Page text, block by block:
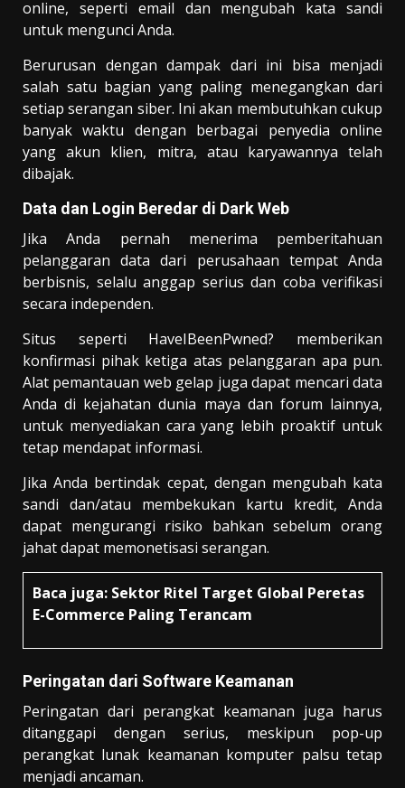
online, seperti email dan mengubah kata sandi
untuk mengunci Anda.
Berurusan dengan dampak dari ini bisa menjadi
salah satu bagian yang paling menegangkan dari
setiap serangan siber. Ini akan membutuhkan cukup
banyak waktu dengan berbagai penyedia online
yang akun klien, mitra, atau karyawannya telah
dibajak.
Data dan Login Beredar di Dark Web
Jika Anda pernah menerima pemberitahuan
pelanggaran data dari perusahaan tempat Anda
berbisnis, selalu anggap serius dan coba verifikasi
secara independen.
Situs seperti HaveIBeenPwned? memberikan
konfirmasi pihak ketiga atas pelanggaran apa pun.
Alat pemantauan web gelap juga dapat mencari data
Anda di kejahatan dunia maya dan forum lainnya,
untuk menyediakan cara yang lebih proaktif untuk
tetap mendapat informasi.
Jika Anda bertindak cepat, dengan mengubah kata
sandi dan/atau membekukan kartu kredit, Anda
dapat mengurangi risiko bahkan sebelum orang
jahat dapat memonetisasi serangan.
Baca juga: Sektor Ritel Target Global Peretas
E-Commerce Paling Terancam
Peringatan dari Software Keamanan
Peringatan dari perangkat keamanan juga harus
ditanggapi dengan serius, meskipun pop-up
perangkat lunak keamanan komputer palsu tetap
menjadi ancaman.